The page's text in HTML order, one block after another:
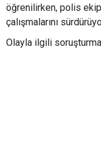
öğrenilirken, polis
çalışmalarını
Olayla ilgili